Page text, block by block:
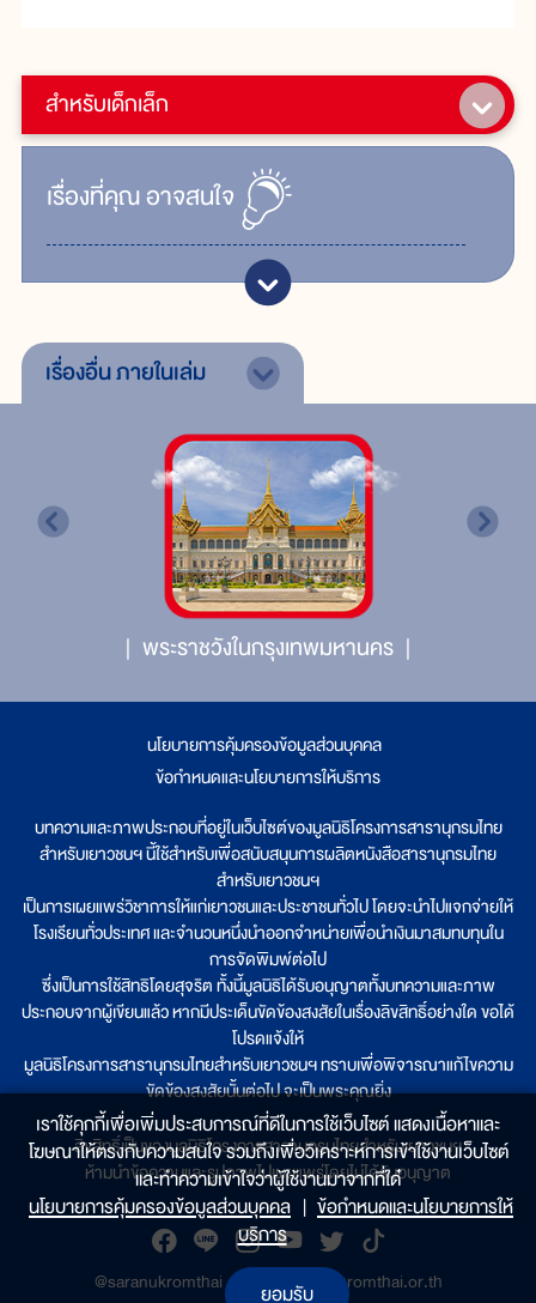
สำหรับเด็กเล็ก
เรื่ิองที่คุณอาจสนใจ
เรื่องอื่นภายในเล่ม
พระราชวังในกรุงเทพมหานคร
นโยบายการคุ้มครองข้อมูลส่วนบุคคล
ข้อกำหนดและนโยบายการให้บริการ
บทความและภาพประกอบที่อยู่ในเว็บไซต์ของมูลนิธิโครงการสารานุกรมไทย
สำหรับเยาวชนฯ นี้ใช้สำหรับเพื่อสนับสนุนการผลิตหนังสือสารานุกรมไทย
สำหรับเยาวชนฯ
เป็นการเผยแพร่วิชาการให้แก่เยาวชนและประชาชนทั่วไป โดยจะนำไปแจกจ่ายให้
โรงเรียนทั่วประเทศ และจำนวนหนึ่งนำออกจำหน่ายเพื่อนำเงินมาสมทบทุนใน
การจัดพิมพ์ต่อไป
ซึ่งเป็นการใช้สิทธิโดยสุจริต ทั้งนี้มูลนิธิได้รับอนุญาตทั้งบทความและภาพ
ประกอบจากผู้เขียนแล้ว หากมีประเด็นขัดข้องสงสัยในเรื่องลิขสิทธิ์อย่างใด ขอได้
โปรดแจ้งให้
มูลนิธิโครงการสารานุกรมไทยสำหรับเยาวชนฯ ทราบเพื่อพิจารณาแก้ไขความ
ขัดข้องสงสัยนั้นต่อไป จะเป็นพระคุณยิ่ง
ลิขสิทธิ์เป็นของมูลนิธิโครงการสารานุกรมไทยสำหรับเยาวชนฯ
ห้ามนำข้อความและรูปภาพไปเผยแพร่โดยไม่ได้รับอนุญาต
@saranukromthai | www.saranukromthai.or.th
เราใช้คุกกี้เพื่อเพิ่มประสบการณ์ที่ดีในการใช้เว็บไซต์ แสดงเนื้อหาและ
โฆษณาให้ตรงกับความสนใจ รวมถึงเพื่อวิเคราะห์การเข้าใช้งานเว็บไซต์
และทำความเข้าใจว่าผู้ใช้งานมาจากที่ใด๋
นโยบายการคุ้มครองข้อมูลส่วนบุคคล | ข้อกำหนดและนโยบายการให้
บริการ
ยอมรับ